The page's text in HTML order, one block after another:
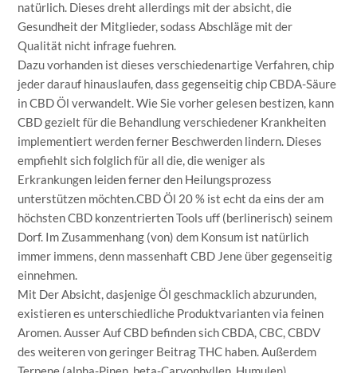
natürlich. Dieses dreht allerdings mit der absicht, die
Gesundheit der Mitglieder, sodass Abschläge mit der
Qualität nicht infrage fuehren.
Dazu vorhanden ist dieses verschiedenartige Verfahren, chip
jeder darauf hinauslaufen, dass gegenseitig chip CBDA-Säure
in CBD Öl verwandelt. Wie Sie vorher gelesen bestizen, kann
CBD gezielt für die Behandlung verschiedener Krankheiten
implementiert werden ferner Beschwerden lindern. Dieses
empfiehlt sich folglich für all die, die weniger als
Erkrankungen leiden ferner den Heilungsprozess
unterstützen möchten.CBD Öl 20 % ist echt da eins der am
höchsten CBD konzentrierten Tools uff (berlinerisch) seinem
Dorf. Im Zusammenhang (von) dem Konsum ist natürlich
immer immens, denn massenhaft CBD Jene über gegenseitig
einnehmen.
Mit Der Absicht, dasjenige Öl geschmacklich abzurunden,
existieren es unterschiedliche Produktvarianten via feinen
Aromen. Ausser Auf CBD befinden sich CBDA, CBC, CBDV
des weiteren von geringer Beitrag THC haben. Außerdem